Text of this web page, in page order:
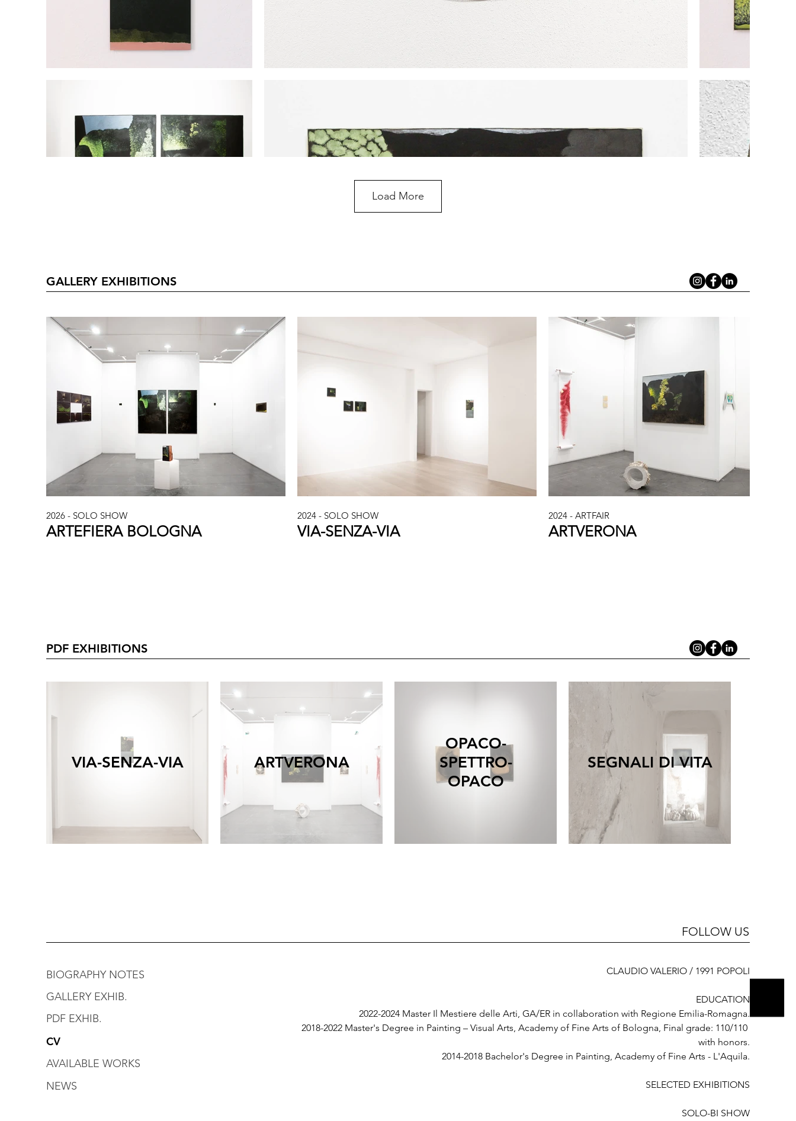
Load More
GALLERY EXHIBITIONS
2026 - SOLO SHOW
ARTEFIERA BOLOGNA
2024 - SOLO SHOW
VIA-SENZA-VIA
2024 - ARTFAIR
ARTVERONA
PDF EXHIBITIONS
VIA-SENZA-VIA ARTVERONA
OPACO-
SPETTRO-
OPACO
SEGNALI DI VITA
FOLLOW US
BIOGRAPHY NOTES
GALLERY EXHIB.
PDF EXHIB.
CV
AVAILABLE WORKS
NEWS
CLAUDIO VALERIO / 1991 POPOLI
EDUCATION
2022-2024 Master Il Mestiere delle Arti, GA/ER in collaboration with Regione Emilia-Romagna.
2018-2022 Master's Degree in Painting – Visual Arts, Academy of Fine Arts of Bologna, Final grade: 110/110
with honors.
2014-2018 Bachelor's Degree in Painting, Academy of Fine Arts - L'Aquila.
SELECTED EXHIBITIONS
SOLO-BI SHOW